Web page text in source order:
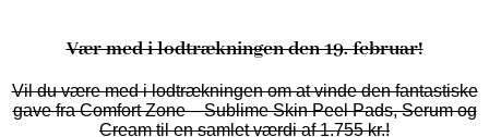
Vær med i lodtrækningen den 19. februar!
Vil du være med i lodtrækningen om at vinde den fantastiske
gave fra Comfort Zone – Sublime Skin Peel Pads, Serum og
Cream til en samlet værdi af 1.755 kr.!